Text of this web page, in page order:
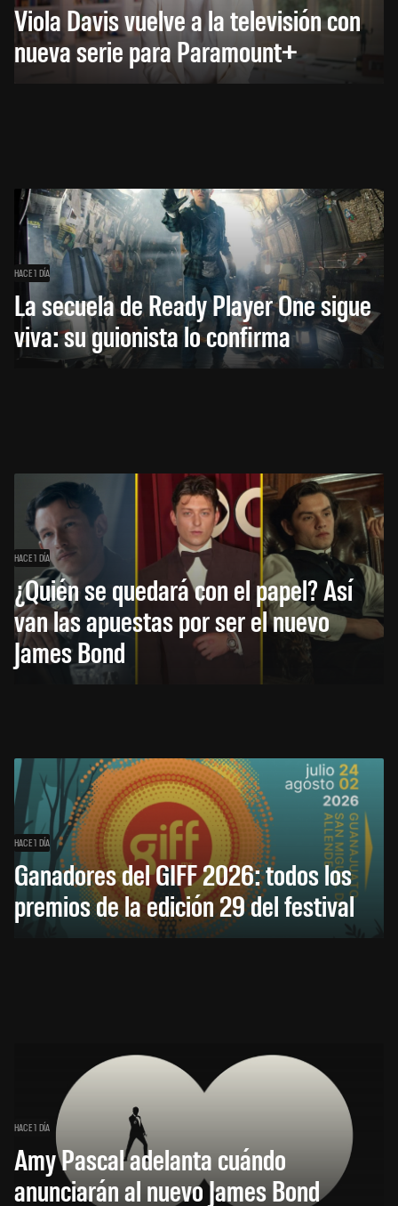
Viola Davis vuelve a la televisión con
nueva serie para Paramount+
HACE 1 DÍA
La secuela de Ready Player One sigue
viva: su guionista lo confirma
HACE 1 DÍA
¿Quién se quedará con el papel? Así
van las apuestas por ser el nuevo
James Bond
HACE 1 DÍA
Ganadores del GIFF 2026: todos los
premios de la edición 29 del festival
HACE 1 DÍA
Amy Pascal adelanta cuándo
anunciarán al nuevo James Bond